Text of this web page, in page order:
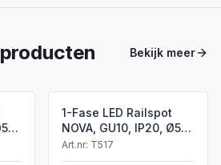
Bekijk meer
1-Fase LED Railspot
NOVA, GU10, IP20, Ø56
x 85 mm, Brons
Art.nr: T517